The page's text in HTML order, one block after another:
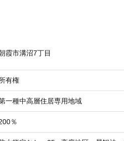
霞市溝沼7丁目
有権
一種中高層住居専用地域
％